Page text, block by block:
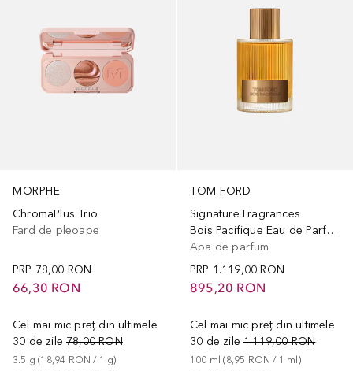
MORPHE
ChromaPlus Trio
Fard de pleoape
PRP 78,00 RON
66,30 RON
Cel mai mic preț din ultimele
30 de zile 78,00 RON
3.5 g (18,94 RON / 1 g)
TOM FORD
Signature Fragrances
Bois Pacifique Eau de Parfum
Apa de parfum
PRP 1.119,00 RON
895,20 RON
Cel mai mic preț din ultimele
30 de zile 1.119,00 RON
100 ml (8,95 RON / 1 ml)